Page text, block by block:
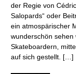
der Regie von
Salopards“ oder
ein atmospärischer
wunderschön sehen
Skateboardern,
auf sich gestellt. […]